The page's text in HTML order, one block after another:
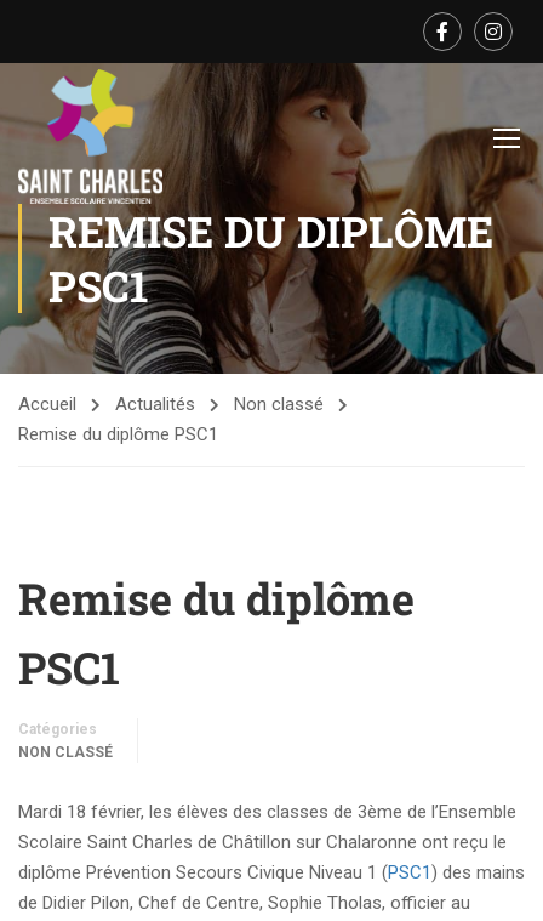
REMISE DU DIPLÔME
PSC1
Accueil Actualités
Non classé
Remise du diplôme PSC1
Remise du diplôme
PSC1
Catégories
NON CLASSÉ
Mardi 18 février, les élèves des classes de 3ème de l’Ensemble
Scolaire Saint Charles de Châtillon sur Chalaronne ont reçu le
diplôme Prévention Secours Civique Niveau 1 (PSC1) des mains
de Didier Pilon, Chef de Centre, Sophie Tholas, officier au